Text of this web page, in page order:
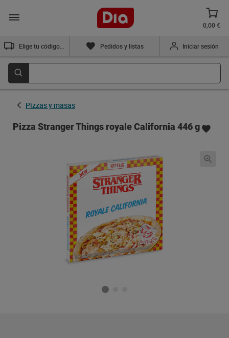
0,00 €
Pedidos y listas Iniciar sesión
Pizzas y masas
Pizza Stranger Things royale California 446 g